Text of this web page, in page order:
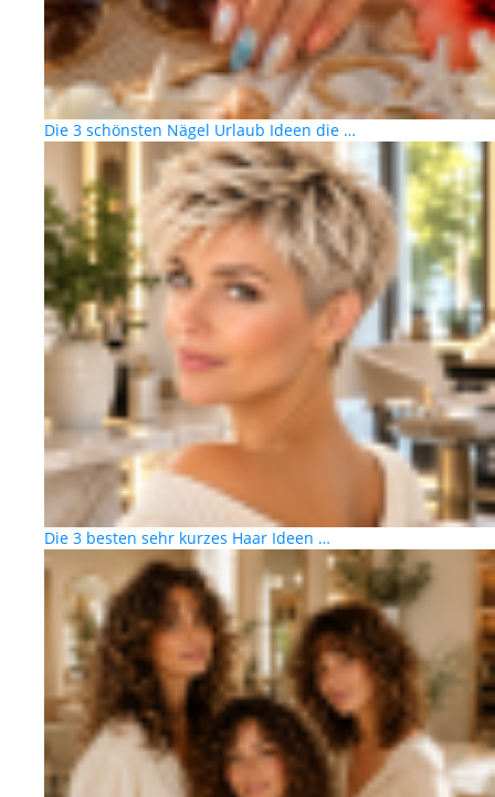
Die 3 schönsten Nägel Urlaub Ideen die …
Die 3 besten sehr kurzes Haar Ideen …